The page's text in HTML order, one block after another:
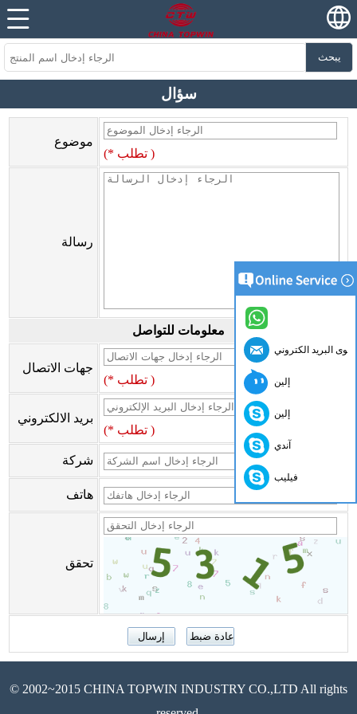
يبحث
سؤال
موضوع
(* تطلب )
رسالة
معلومات للتواصل
جهات الاتصال
(* تطلب )
بريد الالكتروني
(* تطلب )
شركة
هاتف
تحقق
© 2002~2015 CHINA TOPWIN INDUSTRY CO.,LTD All rights
البريد الكتروني
إلين
إلين
آندي
فيليب